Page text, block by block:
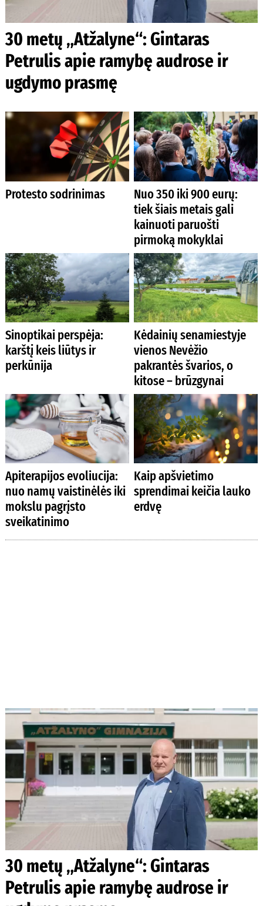
30 metų „Atžalyne“: Gintaras
Petrulis apie ramybę audrose ir
ugdymo prasmę
Protesto sodrinimas
Nuo 350 iki 900 eurų:
tiek šiais metais gali
kainuoti paruošti
pirmoką mokyklai
Sinoptikai perspėja:
karštį keis liūtys ir
perkūnija
Kėdainių senamiestyje
vienos Nevėžio
pakrantės švarios, o
kitose – brūzgynai
Apiterapijos evoliucija:
nuo namų vaistinėlės iki
mokslu pagrįsto
sveikatinimo
Kaip apšvietimo
sprendimai keičia lauko
erdvę
30 metų „Atžalyne“: Gintaras
Petrulis apie ramybę audrose ir